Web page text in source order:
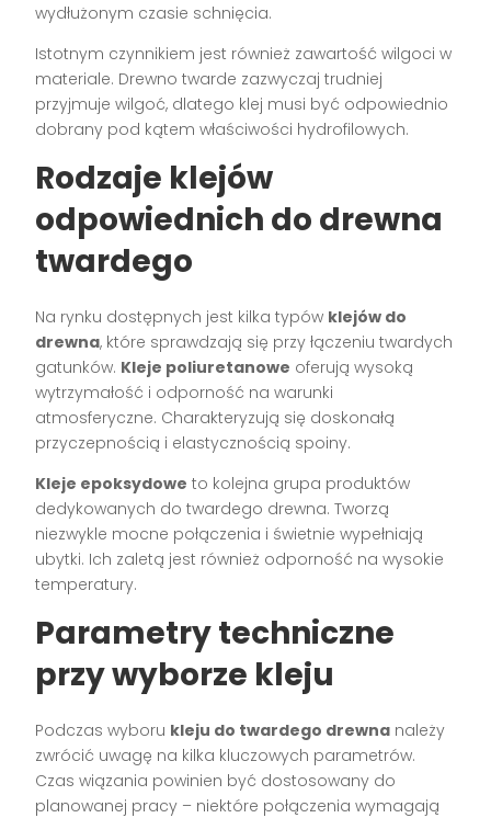
wydłużonym czasie schnięcia.
Istotnym czynnikiem jest również zawartość wilgoci w
materiale. Drewno twarde zazwyczaj trudniej
przyjmuje wilgoć, dlatego klej musi być odpowiednio
dobrany pod kątem właściwości hydrofilowych.
Rodzaje klejów
odpowiednich do drewna
twardego
Na rynku dostępnych jest kilka typów klejów do
drewna, które sprawdzają się przy łączeniu twardych
gatunków. Kleje poliuretanowe oferują wysoką
wytrzymałość i odporność na warunki
atmosferyczne. Charakteryzują się doskonałą
przyczepnością i elastycznością spoiny.
Kleje epoksydowe to kolejna grupa produktów
dedykowanych do twardego drewna. Tworzą
niezwykle mocne połączenia i świetnie wypełniają
ubytki. Ich zaletą jest również odporność na wysokie
temperatury.
Parametry techniczne
przy wyborze kleju
Podczas wyboru kleju do twardego drewna należy
zwrócić uwagę na kilka kluczowych parametrów.
Czas wiązania powinien być dostosowany do
planowanej pracy – niektóre połączenia wymagają